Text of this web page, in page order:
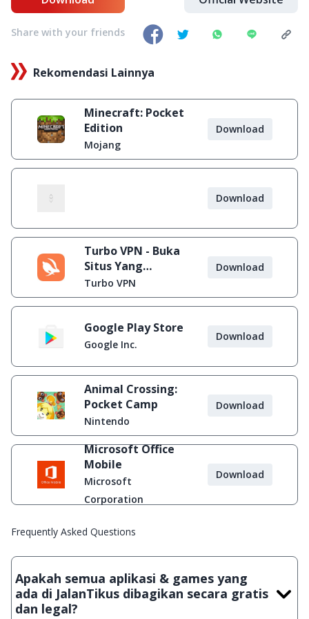
Share with your friends
Rekomendasi Lainnya
Minecraft: Pocket
Edition
Mojang
Download
Download
Turbo VPN - Buka
Situs Yang
Diblokir
Turbo VPN
Download
Google Play Store
Google Inc.
Download
Animal Crossing:
Pocket Camp
Nintendo
Download
Microsoft Office
Mobile
Microsoft
Corporation
Download
Frequently Asked Questions
Apakah semua aplikasi & games yang
ada di JalanTikus dibagikan secara gratis
dan legal?